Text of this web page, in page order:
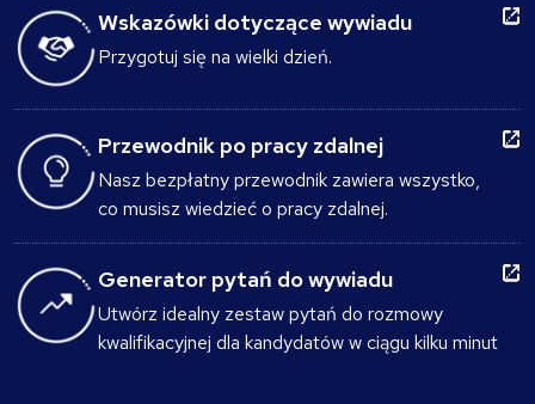
Wskazówki dotyczące wywiadu
Przygotuj się na wielki dzień.
Przewodnik po pracy zdalnej
Nasz bezpłatny przewodnik zawiera wszystko,
co musisz wiedzieć o pracy zdalnej.
Generator pytań do wywiadu
Utwórz idealny zestaw pytań do rozmowy
kwalifikacyjnej dla kandydatów w ciągu kilku minut